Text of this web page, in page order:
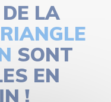
LA
SONT
EN
!